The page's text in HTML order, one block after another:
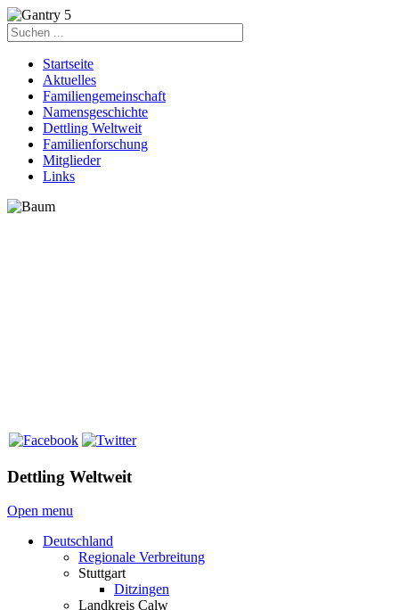
Startseite
Aktuelles
Familiengemeinschaft
Namensgeschichte
Dettling Weltweit
Familienforschung
Mitglieder
Links
Dettling Weltweit
Open menu
Deutschland
Regionale Verbreitung
Stuttgart
Ditzingen
Landkreis Calw